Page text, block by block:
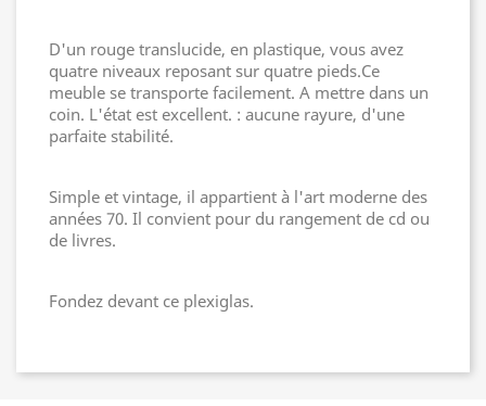
D'un rouge translucide, en plastique, vous avez
quatre niveaux reposant sur quatre pieds.Ce
meuble se transporte facilement. A mettre dans un
coin. L'état est excellent. : aucune rayure, d'une
parfaite stabilité.
Simple et vintage, il appartient à l'art moderne des
années 70. Il convient pour du rangement de cd ou
de livres.
Fondez devant ce plexiglas.